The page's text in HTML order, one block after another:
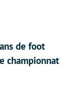
de foot
championnat